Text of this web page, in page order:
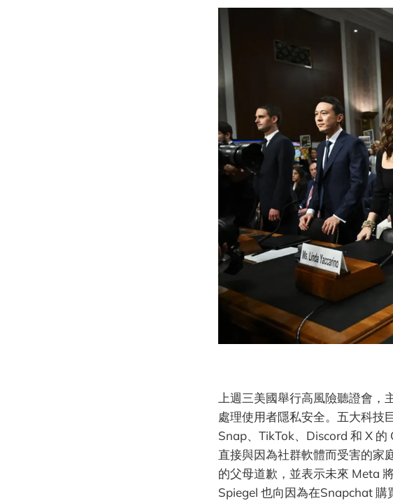
上週三美國舉行高風險聽證會
處理使用者隱私安全。五大科技
Snap、TikTok、Discord 和 X
直接與因為社群軟體而受害的家
的父母道歉，並表示未來 Meta
Spiegel 也向因為在Snapchat 購